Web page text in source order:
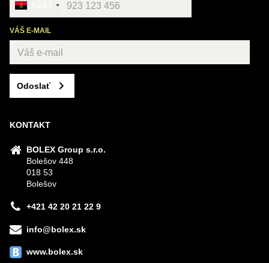
VÁŠ E-MAIL
Odoslať
KONTAKT
BOLEX Group s.r.o.
Bolešov 448
018 53
Bolešov
+421 42 20 21 22 9
info@bolex.sk
www.bolex.sk